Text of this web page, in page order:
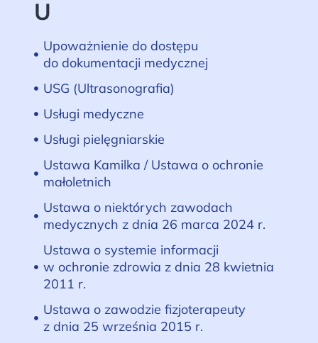
U
Upoważnienie do dostępu
do dokumentacji medycznej
USG (Ultrasonografia)
Usługi medyczne
Usługi pielęgniarskie
Ustawa Kamilka / Ustawa o ochronie
małoletnich
Ustawa o niektórych zawodach
medycznych z dnia 26 marca 2024 r.
Ustawa o systemie informacji
w ochronie zdrowia z dnia 28 kwietnia
2011 r.
Ustawa o zawodzie fizjoterapeuty
z dnia 25 września 2015 r.